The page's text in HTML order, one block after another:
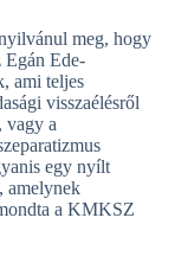
meg, hogy
Egán Ede-
ami teljes
visszaélésről
vagy a
egy nyílt
amelynek
a KMKSZ